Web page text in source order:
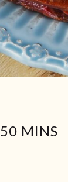
50MIN
MINS